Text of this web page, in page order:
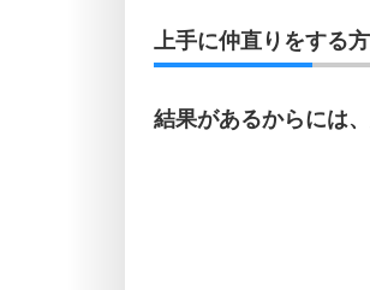
上手に仲直りをする方
結果があるからには